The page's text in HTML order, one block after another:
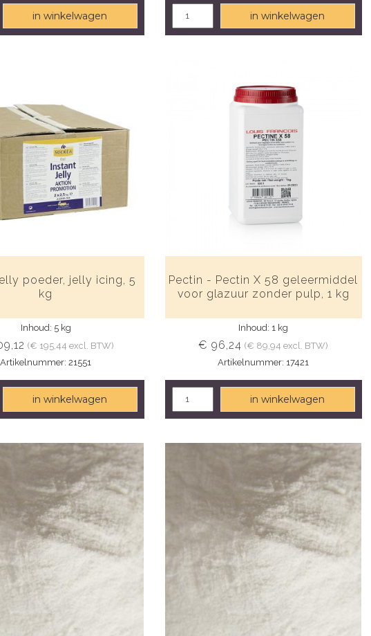
in winkelwagen in winkelwagen
poeder, jelly icing, 5
kg
Inhoud: 5 kg
(€ 195,44 excl. BTW)
Artikelnummer: 21551
in winkelwagen
Pectin - Pectin X 58 geleermiddel
voor glazuur zonder pulp, 1 kg
Inhoud: 1 kg
€ 96,24 (€ 89,94 excl. BTW)
Artikelnummer: 17421
in winkelwagen